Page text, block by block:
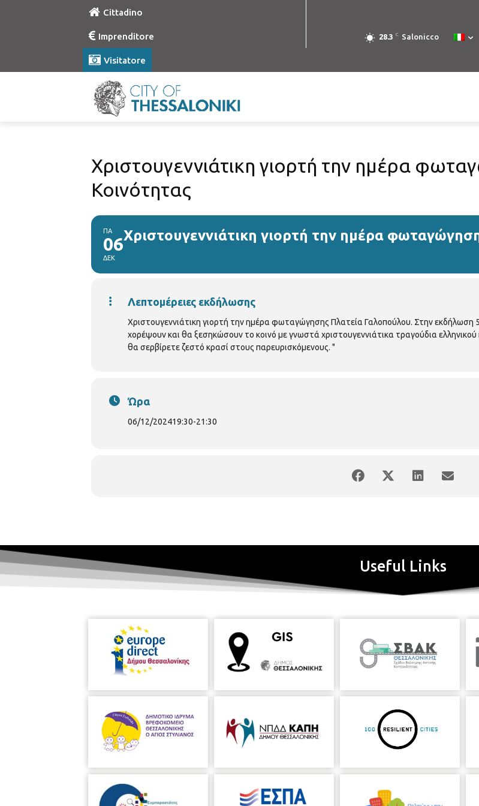
Cittadino
Imprenditore
Visitatore
28.3 C Salonicco
Χριστουγεννιάτικη γιορτή την ημέρα
Κοινότητας
ΠΑ
06
ΔΕΚ
Χριστουγεννιάτικη γιορτή την ημέρα
Λεπτομέρειες εκδήλωσης
Χριστουγεννιάτικη γιορτή την ημέρα φωταγώγησης Πλατεία Γαλοπούλου. Στην εκδήλωση
χορέψουν και θα ξεσηκώσουν το κοινό με γνωστά χριστουγεννιάτικα τραγούδια
θα σερβίρετε ζεστό κρασί στους παρευρισκόμενους. "
Ώρα
06/12/202419:30-21:30
Useful Links